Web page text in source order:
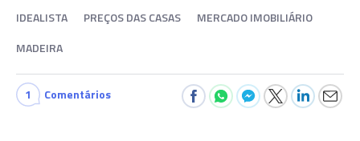
IDEALISTA PREÇOS DAS CASAS
MERCADO IMOBILIÁRIO
MADEIRA
1 Comentários